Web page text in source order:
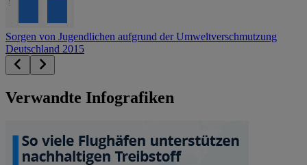
Sorgen von Jugendlichen aufgrund der Umweltverschmutzung
Deutschland 2015
Verwandte Infografiken